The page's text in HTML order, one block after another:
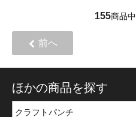
155商品中
前へ
ほかの商品を探す